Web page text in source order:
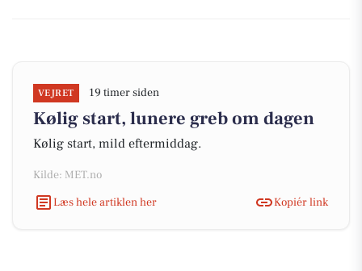
VEJRET 19 timer siden
Kølig start, lunere greb om dagen
Kølig start, mild eftermiddag.
Kilde: MET.no
Læs hele artiklen her
Kopiér link